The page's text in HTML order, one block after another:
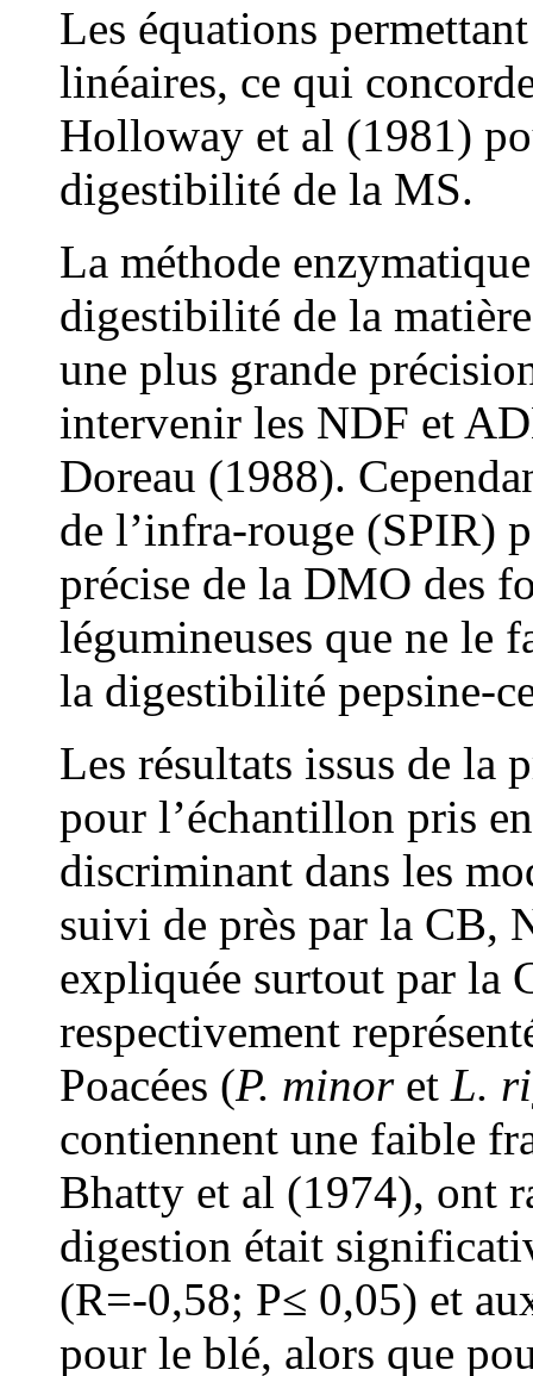
Les équations
linéaires, ce qui
Holloway et al (1981)
digestibilité de la MS.
La méthode
digestibilité de la
une plus grande
intervenir les NDF et
Doreau (1988).
de l’infra-rouge (SPIR)
précise de la DMO des
légumineuses que ne le
la digestibilité pepsine-
Les résultats issus de la
pour l’échantillon pris
discriminant dans les
suivi de près par la CB,
expliquée surtout par la
respectivement
Poacées (P. minoret L.
contiennent une faible
Bhatty et al (1974), ont
digestion était
(R=-0,58; P≤ 0,05) et
pour le blé, alors que